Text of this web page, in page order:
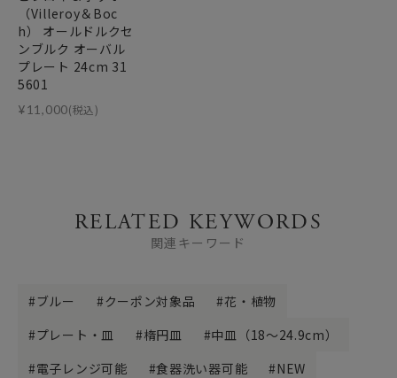
（Villeroy＆Boc
h） オールドルクセ
ンブルク オーバル
プレート 24cm 31
5601
¥11,000(税込)
RELATED KEYWORDS
関連キーワード
ブルー クーポン対象品
花・植物
プレート・皿
楕円皿
中皿（18～24.9cm）
電子レンジ可能
食器洗い器可能
NEW